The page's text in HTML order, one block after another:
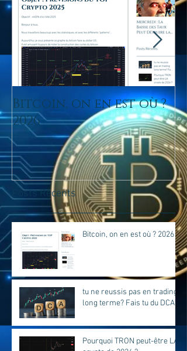
Bitcoin, on en est où ?
2026
Posts Récents
Bitcoin, on en est où ? 2026
tu ne reussis pas en trading
long terme? Fais tu du DCA?
Pourquoi TRON peut-être LA